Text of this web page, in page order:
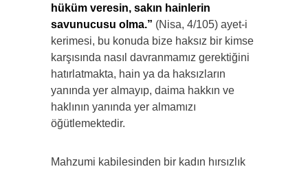
hüküm veresin, sakın hainlerin
savunucusu olma.” (Nisa, 4/105) ayet-i
kerimesi, bu konuda bize haksız bir kimse
karşısında nasıl davranmamız gerektiğini
hatırlatmakta, hain ya da haksızların
yanında yer almayıp, daima hakkın ve
haklının yanında yer almamızı
öğütlemektedir.
Mahzumi kabilesinden bir kadın hırsızlık